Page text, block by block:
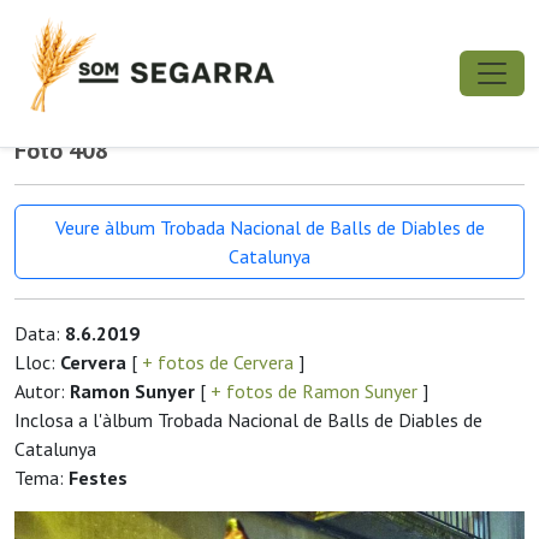
Foto 408
Veure àlbum Trobada Nacional de Balls de Diables de
Catalunya
Data: 8.6.2019
Lloc: Cervera [ + fotos de Cervera ]
Autor: Ramon Sunyer [ + fotos de Ramon Sunyer ]
Inclosa a l'àlbum Trobada Nacional de Balls de Diables de
Catalunya
Tema: Festes